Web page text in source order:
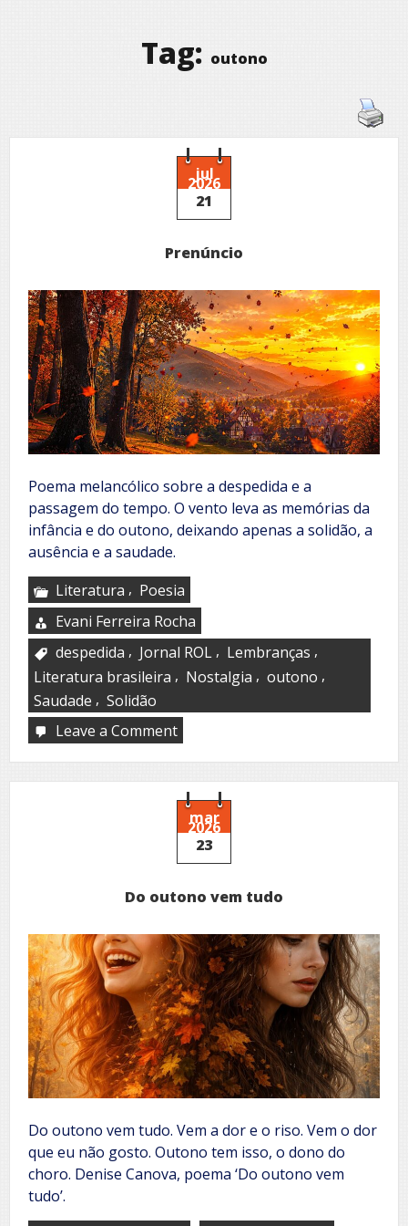
Tag: outono
jul
2026
21
Prenúncio
Poema melancólico sobre a despedida e a
passagem do tempo. O vento leva as memórias da
infância e do outono, deixando apenas a solidão, a
ausência e a saudade.
Literatura , Poesia
Evani Ferreira Rocha
despedida , Jornal ROL , Lembranças ,
Literatura brasileira , Nostalgia , outono ,
Saudade , Solidão
Leave a Commenton
mar
2026
23
Do outono vem tudo
Do outono vem tudo. Vem a dor e o riso. Vem o dor
que eu não gosto. Outono tem isso, o dono do
choro. Denise Canova, poema ‘Do outono vem
tudo’.